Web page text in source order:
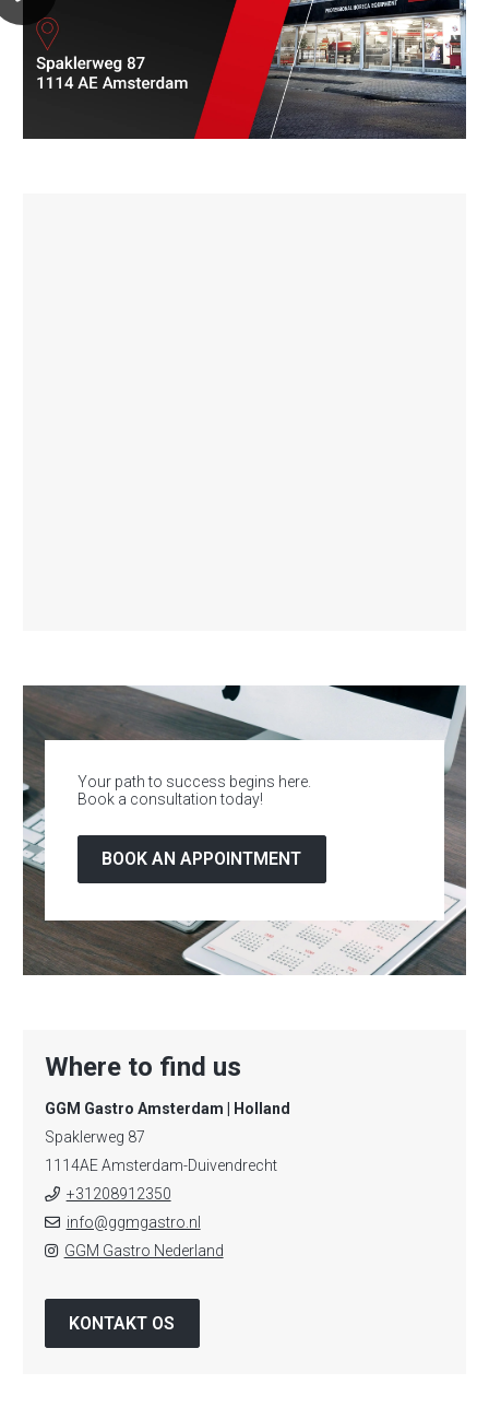
Your path to success begins here.
Book a consultation today!
BOOK AN APPOINTMENT
Where to find us
GGM Gastro Amsterdam | Holland
Spaklerweg 87
1114AE Amsterdam-Duivendrecht
+31208912350
info@ggmgastro.nl
GGM Gastro Nederland
KONTAKT OS